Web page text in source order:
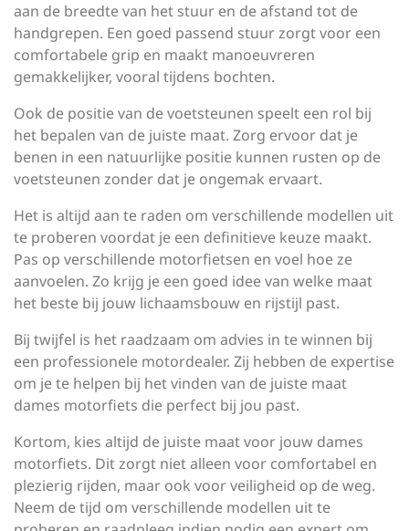
aan de breedte van het stuur en de afstand tot de
handgrepen. Een goed passend stuur zorgt voor een
comfortabele grip en maakt manoeuvreren
gemakkelijker, vooral tijdens bochten.
Ook de positie van de voetsteunen speelt een rol bij
het bepalen van de juiste maat. Zorg ervoor dat je
benen in een natuurlijke positie kunnen rusten op de
voetsteunen zonder dat je ongemak ervaart.
Het is altijd aan te raden om verschillende modellen uit
te proberen voordat je een definitieve keuze maakt.
Pas op verschillende motorfietsen en voel hoe ze
aanvoelen. Zo krijg je een goed idee van welke maat
het beste bij jouw lichaamsbouw en rijstijl past.
Bij twijfel is het raadzaam om advies in te winnen bij
een professionele motordealer. Zij hebben de expertise
om je te helpen bij het vinden van de juiste maat
dames motorfiets die perfect bij jou past.
Kortom, kies altijd de juiste maat voor jouw dames
motorfiets. Dit zorgt niet alleen voor comfortabel en
plezierig rijden, maar ook voor veiligheid op de weg.
Neem de tijd om verschillende modellen uit te